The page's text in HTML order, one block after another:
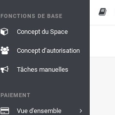
FONCTIONS DE BASE
Concept du Space
Concept d’autorisation
Tâches manuelles
PAIEMENT
Vue d'ensemble